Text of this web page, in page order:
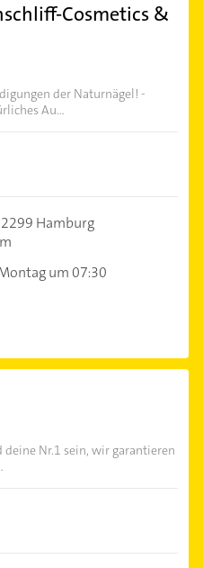
Cosmetics &
der Naturnägel! -
Au...
Hamburg
um 07:30
Nr.1 sein, wir garantieren